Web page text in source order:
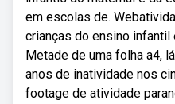
em escolas de.
crianças do ensino infantil
Metade de uma folha a4,
anos de inatividade nos
footage de atividade